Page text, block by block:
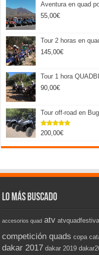
Aventura en quad
55,00€
Tour 2 horas en
145,00€
Tour 1 hora
90,00€
Tour off-road en
Valorado
de 5
200,00€
Lo más buscado
accesorios quad atv atvquadfestival
competición quads copa
dakar 2017 dakar 2019